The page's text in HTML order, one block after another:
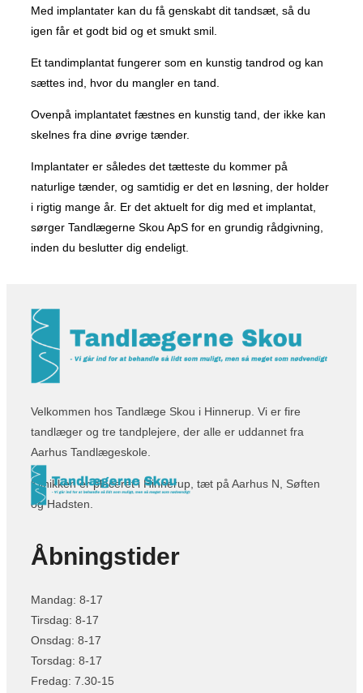
Med implantater kan du få genskabt dit tandsæt, så du
igen får et godt bid og et smukt smil.
​Et tandimplantat fungerer som en kunstig tandrod og kan
sættes ind, hvor du mangler en tand.
Ovenpå implantatet fæstnes en kunstig tand, der ikke kan
skelnes fra dine øvrige tænder.
Implantater er således det tætteste du kommer på
naturlige tænder, og samtidig er det en løsning, der holder
i rigtig mange år. Er det aktuelt for dig med et implantat,
sørger Tandlægerne Skou ApS for en grundig rådgivning,
inden du beslutter dig endeligt.​​
Velkommen hos Tandlæge Skou i Hinnerup. Vi er fire
tandlæger og tre tandplejere, der alle er uddannet fra
Aarhus Tandlægeskole.
​Klinikken er placeret i Hinnerup, tæt på Aarhus N, Søften
og Hadsten.
Åbningstider
Mandag: 8-17
Tirsdag: 8-17
Onsdag: 8-17
Torsdag: 8-17
Fredag: 7.30-15